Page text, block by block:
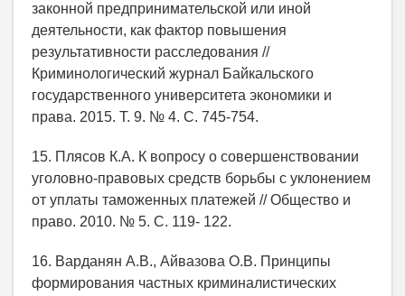
законной предпринимательской или иной
деятельности, как фактор повышения
результативности расследования //
Криминологический журнал Байкальского
государственного университета экономики и
права. 2015. Т. 9. № 4. С. 745-754.
15. Плясов К.А. К вопросу о совершенствовании
уголовно-правовых средств борьбы с уклонением
от уплаты таможенных платежей // Общество и
право. 2010. № 5. С. 119- 122.
16. Варданян А.В., Айвазова О.В. Принципы
формирования частных криминалистических